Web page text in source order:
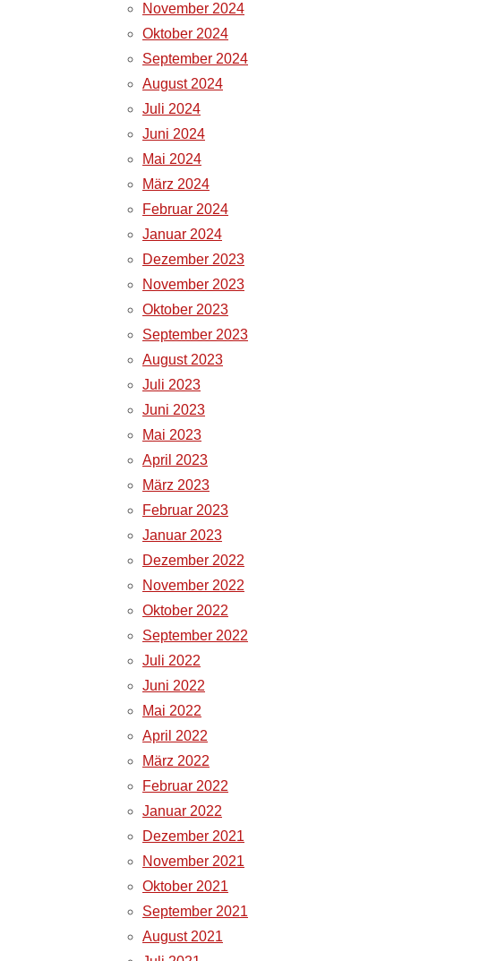
November 2024
Oktober 2024
September 2024
August 2024
Juli 2024
Juni 2024
Mai 2024
März 2024
Februar 2024
Januar 2024
Dezember 2023
November 2023
Oktober 2023
September 2023
August 2023
Juli 2023
Juni 2023
Mai 2023
April 2023
März 2023
Februar 2023
Januar 2023
Dezember 2022
November 2022
Oktober 2022
September 2022
Juli 2022
Juni 2022
Mai 2022
April 2022
März 2022
Februar 2022
Januar 2022
Dezember 2021
November 2021
Oktober 2021
September 2021
August 2021